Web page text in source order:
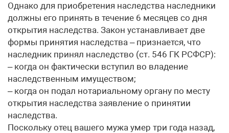
Однако для приобретения наследства наследники
должны его принять в течение 6 месяцев со дня
открытия наследства. Закон устанавливает две
формы принятия наследства – признается, что
наследник принял наследство (ст. 546 ГК РСФСР):
– когда он фактически вступил во владение
наследственным имуществом;
– когда он подал нотариальному органу по месту
открытия наследства заявление о принятии
наследства.
Поскольку отец вашего мужа умер три года назад,